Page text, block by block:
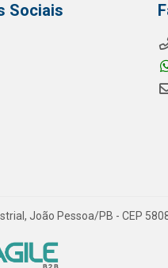
Sociais
João Pessoa/PB - CEP